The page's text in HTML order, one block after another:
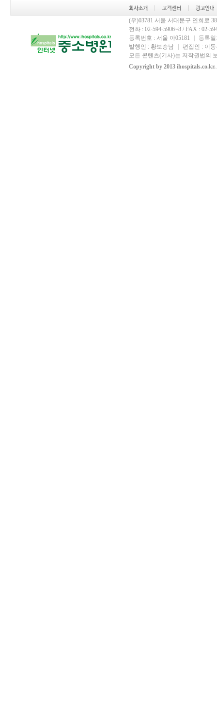
(우)03781 서울 서대문구 연희로
전화 : 02-594-5906~8 / FAX : 02-
등록번호 : 서울 아05181 ｜ 등록
발행인 : 황보승남 ｜ 편집인 : 이
모든 콘텐츠(기사)는 저작권법의
Copyright by 2013 ihospitals.co.kr.